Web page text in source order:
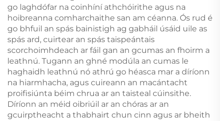
go laghdófar na coinhíní athchóirithe agus na
hoibreanna comharchaithe san am céanna. Ós rud é
go bhfuil an spás bainistigh ag gabháil úsáid uile as
spás ard, cuirtear an spás taispeántais
scorchoimhdeach ar fáil gan an gcumas an fhoirm a
leathnú. Tugann an ghné modúla an cumas le
haghaidh leathnú nó athrú go héasca mar a díríonn
na hiarmhacha, agus cuireann an macántacht
proifisiúnta béim chrua ar an taisteal cúinsithe.
Díríonn an méid oibriúil ar an chóras ar an
gcuirptheacht a thabhairt chun cinn agus ar bheith